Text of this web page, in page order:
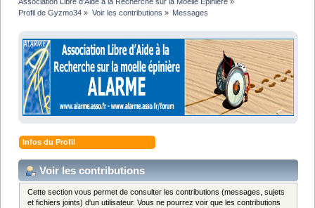
Profil de Gyzmo34 » Voir les contributions » Messages
Infos du Profil
Voir les contributions
Cette section vous permet de consulter les contributions (messages, sujets
et fichiers joints) d'un utilisateur. Vous ne pourrez voir que les contributions